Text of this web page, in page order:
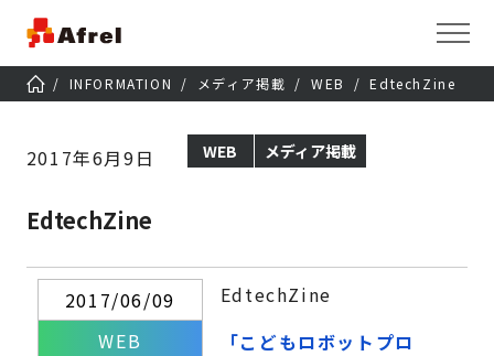
INFORMATION メディア掲載 WEB EdtechZine
2017年6月9日 WEB メディア掲載
EdtechZine
2017/06/09
WEB
EdtechZine
「こどもロボットプロ